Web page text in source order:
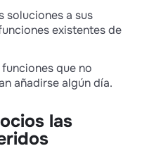
soluciones a sus
existentes de
que no
añadirse algún día.
las